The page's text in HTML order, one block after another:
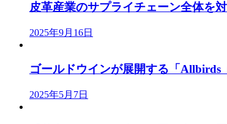
皮革産業のサプライチェーン全体を
2025年9月16日
ゴールドウインが展開する「Allbirds
2025年5月7日